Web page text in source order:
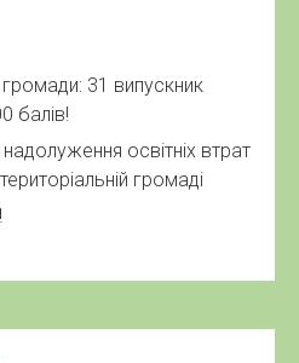
31 випускник
балів!
освітніх втрат
громаді